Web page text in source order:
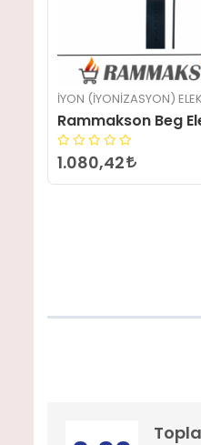
İYON (İYONIZASYON)
Rammakson
Doğalgaz İyon
(İyonizasyon)